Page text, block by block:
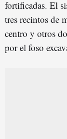
fortificadas. El
tres recintos de
centro y otros
por el foso